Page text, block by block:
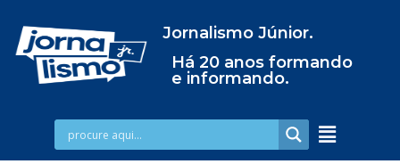
Jornalismo Júnior.
Há 20 anos formando
e informando.